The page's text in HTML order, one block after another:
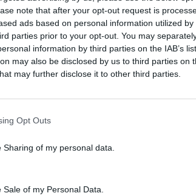
note that after your opt-out request is
ads based on personal information utilized
parties prior to your opt-out. You may
information by third parties on the IAB’s
may also be disclosed by us to third parties on
may further disclose it to other third parties.
Opt Outs
of my personal data.
of my Personal Data.
Presenze a voto